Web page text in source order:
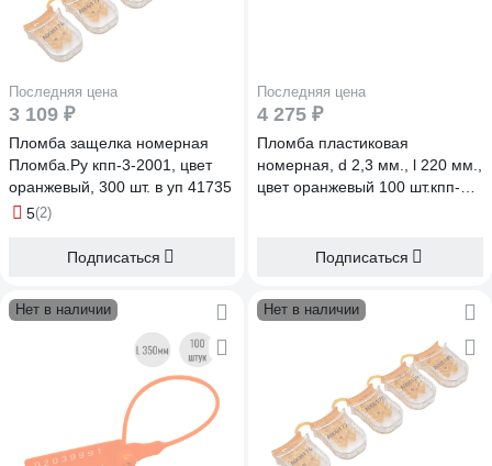
Последняя цена
3 109 ₽
Пломба защелка номерная
Пломба.Ру кпп-3-2001, цвет
оранжевый, 300 шт. в уп 41735
5(2)
Подписаться
Последняя цена
4 275 ₽
Пломба пластиковая
номерная, d 2,3 мм., l 220 мм.,
цвет оранжевый 100 шт.кпп-3-
Подписаться
Нет в наличии Нет в наличии